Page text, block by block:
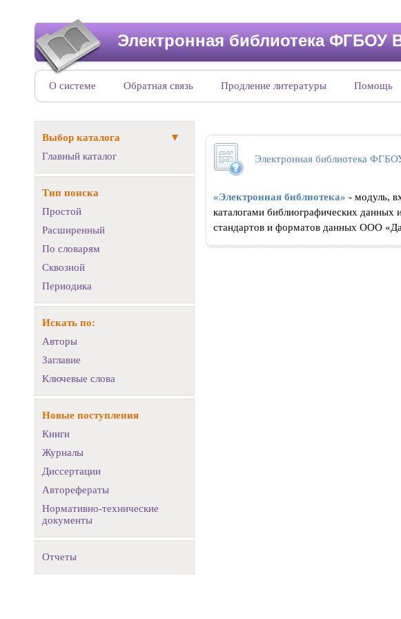
Электронная библиотека ФГБОУ
О системе Обратная связь Продление литературы Помощь
Выбор каталога
Главный каталог
Тип поиска
Простой
Расширенный
По словарям
Сквозной
Периодика
Искать по:
Авторы
Заглавие
Ключевые слова
Новые поступления
Книги
Журналы
Диссертации
Авторефераты
Нормативно-технические
документы
Отчеты
Электронная библиотека
«Электронная библиотека» - модуль,
каталогами библиографических
стандартов и форматов данных ООО